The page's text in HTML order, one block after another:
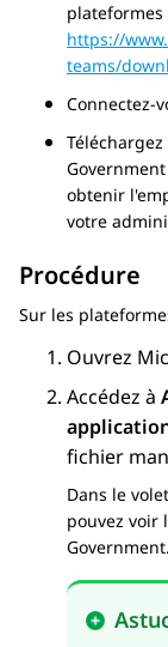
https://
teams/
Connectez-
Government
obtenir
votre
Procédure
Sur les
Ouvrez
Accédez à
fichier
Dans le
pouvez voir
Government.